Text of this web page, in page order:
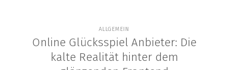
ALLGEMEIN
Online Glücksspiel Anbieter: Die
kalte Realität hinter dem